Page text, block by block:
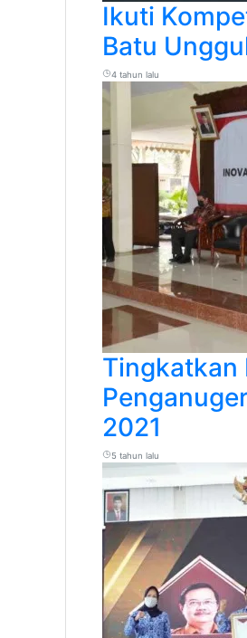
Ikuti
Batu
4 tahun lalu
Tingkatkan
2021
5 tahun lalu